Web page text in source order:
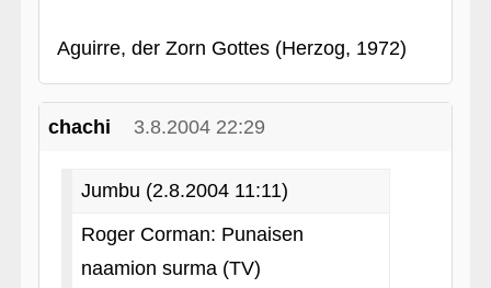
Aguirre, der Zorn Gottes (Herzog, 1972)
chachi 3.8.2004 22:29
Jumbu (2.8.2004 11:11)
Roger Corman: Punaisen
naamion surma (TV)